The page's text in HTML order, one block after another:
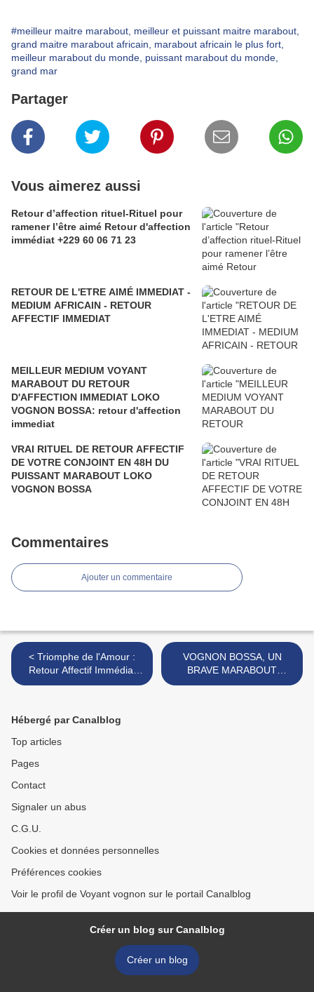
#meilleur maitre marabout, meilleur et puissant maitre marabout,
grand maitre marabout africain, marabout africain le plus fort,
meilleur marabout du monde, puissant marabout du monde,
grand mar
Partager
Vous aimerez aussi
Retour d’affection rituel-Rituel pour
ramener l’être aimé Retour d'affection
immédiat +229 60 06 71 23
RETOUR DE L'ETRE AIMÉ IMMEDIAT -
MEDIUM AFRICAIN - RETOUR
AFFECTIF IMMEDIAT
MEILLEUR MEDIUM VOYANT
MARABOUT DU RETOUR
D'AFFECTION IMMEDIAT LOKO
VOGNON BOSSA: retour d'affection
immediat
VRAI RITUEL DE RETOUR AFFECTIF
DE VOTRE CONJOINT EN 48H DU
PUISSANT MARABOUT LOKO
VOGNON BOSSA
Commentaires
Ajouter un commentaire
< Triomphe de l'Amour :
Retour Affectif Immédiat
rapide Accompagné Par Le
VOGNON BOSSA, UN
BRAVE MARABOUT
AFRICAIN DANS LE
Hébergé par Canalblog
Top articles
Pages
Contact
Signaler un abus
C.G.U.
Cookies et données personnelles
Préférences cookies
Voir le profil de Voyant vognon sur le portail Canalblog
Créer un blog sur Canalblog
Créer un blog